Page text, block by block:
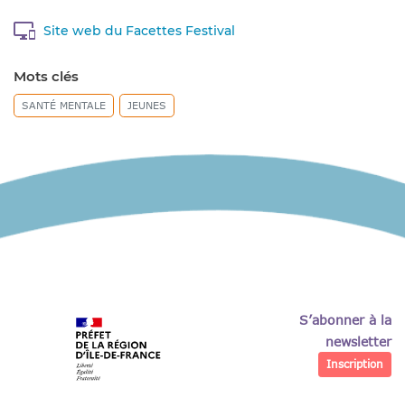
Site web du Facettes Festival
Mots clés
SANTÉ MENTALE JEUNES
S’abonner à la
newsletter
Inscription